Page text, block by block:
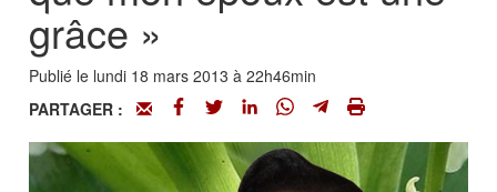
grâce »
Publié le lundi 18 mars 2013 à 22h46min
PARTAGER :